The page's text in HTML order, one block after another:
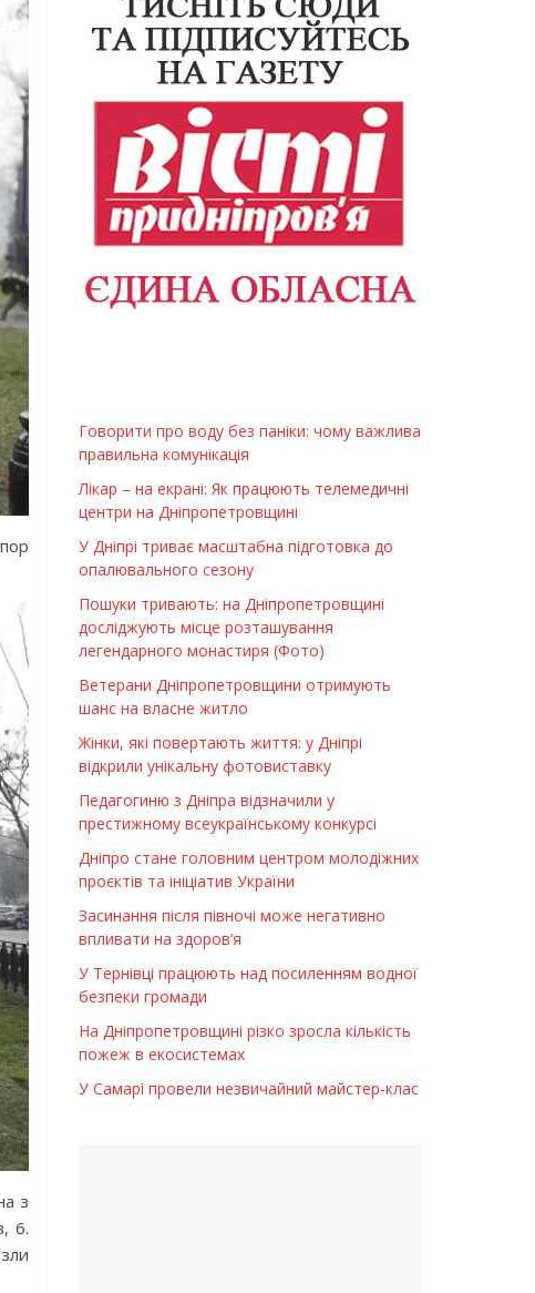
з
6.
Говорити про воду без паніки: чому важлива
правильна комунікація
Лікар – на екрані: Як працюють телемедичні
центри на Дніпропетровщині
У Дніпрі триває масштабна підготовка до
опалювального сезону
Пошуки тривають: на Дніпропетровщині
досліджують місце розташування
легендарного монастиря (Фото)
Ветерани Дніпропетровщини отримують
шанс на власне житло
Жінки, які повертають життя: у Дніпрі
відкрили унікальну фотовиставку
Педагогиню з Дніпра відзначили у
престижному всеукраїнському конкурсі
Дніпро стане головним центром молодіжних
проєктів та ініціатив України
Засинання після півночі може негативно
впливати на здоров’я
У Тернівці працюють над посиленням водної
безпеки громади
На Дніпропетровщині різко зросла кількість
пожеж в екосистемах
У Самарі провели незвичайний майстер-клас